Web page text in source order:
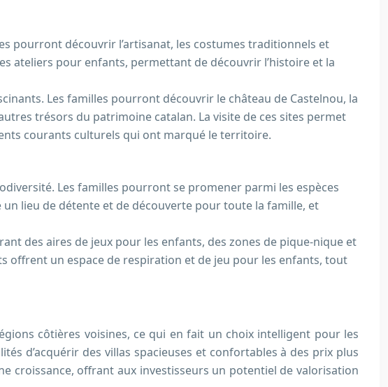
pourront découvrir l’artisanat, les costumes traditionnels et
ateliers pour enfants, permettant de découvrir l’histoire et la
Les familles pourront découvrir le château de Castelnou, la
trésors du patrimoine catalan. La visite de ces sites permet
courants culturels qui ont marqué le territoire.
Les familles pourront se promener parmi les espèces
lieu de détente et de découverte pour toute la famille, et
des aires de jeux pour les enfants, des zones de pique-nique et
offrent un espace de respiration et de jeu pour les enfants, tout
côtières voisines, ce qui en fait un choix intelligent pour les
d’acquérir des villas spacieuses et confortables à des prix plus
croissance, offrant aux investisseurs un potentiel de valorisation